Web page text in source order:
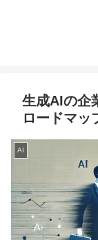
生成AIの企
ロードマッ
AI